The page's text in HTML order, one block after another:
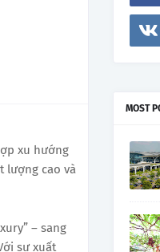
xu hướng
lượng cao và
– sang
sự xuất
MOST